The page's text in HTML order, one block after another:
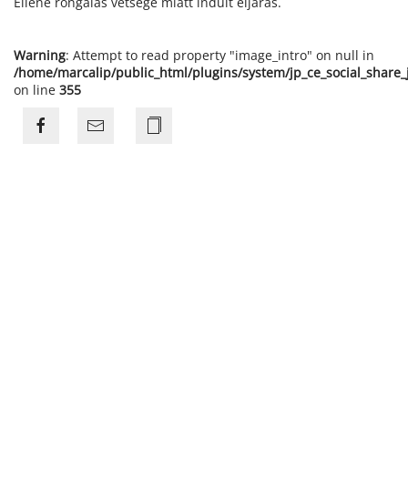
Warning: Attempt to read property "image_intro" on null in
/home/marcalip/public_html/plugins/system/
on line 355